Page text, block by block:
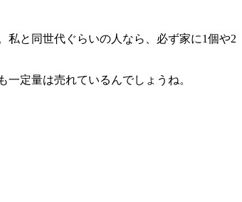
と同世代ぐらいの人なら、必ず家に1個や2
定量は売れているんでしょうね。